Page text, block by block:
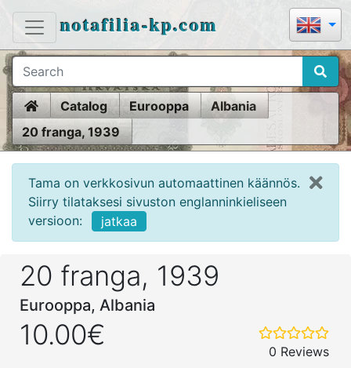
notafilia-kp.com
HomeCatalog Eurooppa
Albania
20 franga, 1939
Tama on verkkosivun automaattinen käännös.
Siirry tilataksesi sivuston englanninkieliseen
versioon:
jatkaa
20 franga, 1939
Eurooppa, Albania
10.00€
0 Reviews